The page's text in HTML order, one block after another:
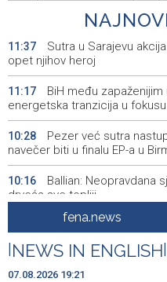
11:37
Sutra u Sarajevu
opet njihov heroj
11:17
BiH među zapaženijim
energetska tranzicija u fokusu
10:28
Pezer već sutra
navečer biti u finalu EP-a u
10:16
Ballian: Neopravdana
drveća sve topliji
FBiH nema
uništenom mesu, prekršaji
10:03
Marija Šerifović pred
fena.news
NEWS IN ENGLISH
07.08.2026 19:21